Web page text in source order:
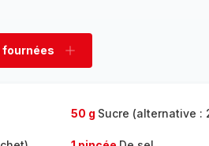
fournées
Ajouter
50 g Sucre (alternative :